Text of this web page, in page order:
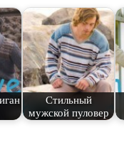
Стильный
мужской пуловер